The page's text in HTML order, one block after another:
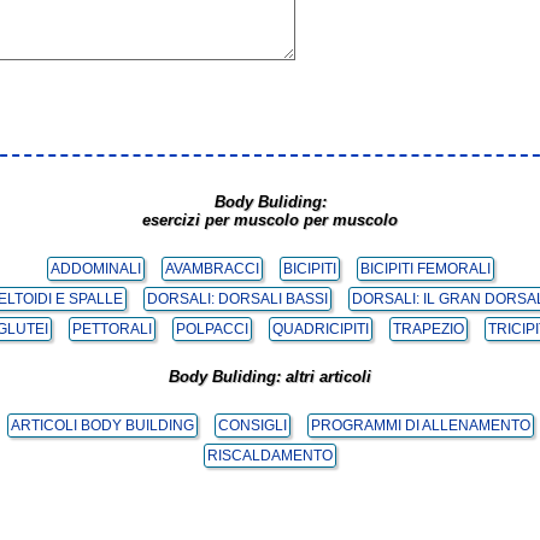
Body Buliding:
esercizi per muscolo per muscolo
ADDOMINALI AVAMBRACCI BICIPITI
BICIPITI FEMORALI
E SPALLE
DORSALI: DORSALI BASSI
DORSALI: IL GRAN
PETTORALI POLPACCI QUADRICIPITI TRAPEZIO
Body Buliding: altri articoli
ARTICOLI BODY BUILDING CONSIGLI
PROGRAMMI DI ALLENAMENTO
RISCALDAMENTO